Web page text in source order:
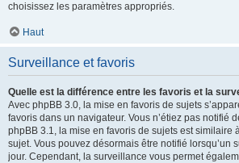
choisissez les paramètres appropriés.
Haut
Surveillance et favoris
Quelle est la différence entre les favoris et la
Avec phpBB 3.0, la mise en favoris de sujets
favoris dans un navigateur. Vous n’étiez pas notifié
phpBB 3.1, la mise en favoris de sujets est similaire
sujet. Vous pouvez désormais être notifié lorsqu’un
jour. Cependant, la surveillance vous permet